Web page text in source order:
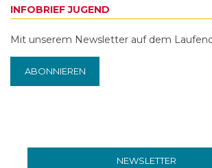
INFOBRIEF JUGEND
Mit unserem Newsletter auf dem
ABONNIEREN
NEWSLETTER